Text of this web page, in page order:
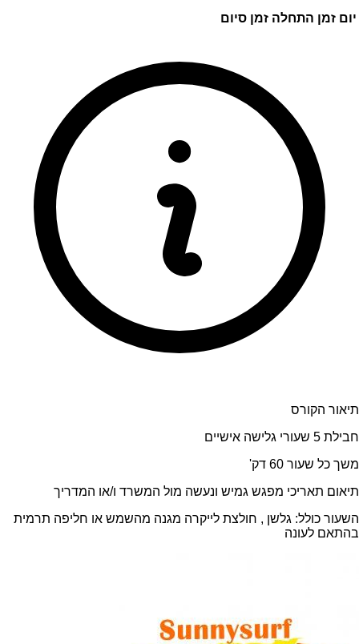
יום זמן התחלה זמן סיום
תיאור הקורס
חבילת 5 שעורי גלישה אישיים
משך כל שעור 60 דק'
תיאום תאריכי מפגש גמיש ונעשה מול המשרד ו/או המדריך
השעור כולל: גלשן , חולצת לייקרה מגנה מהשמש או חליפה תרמית
בהתאם לעונה